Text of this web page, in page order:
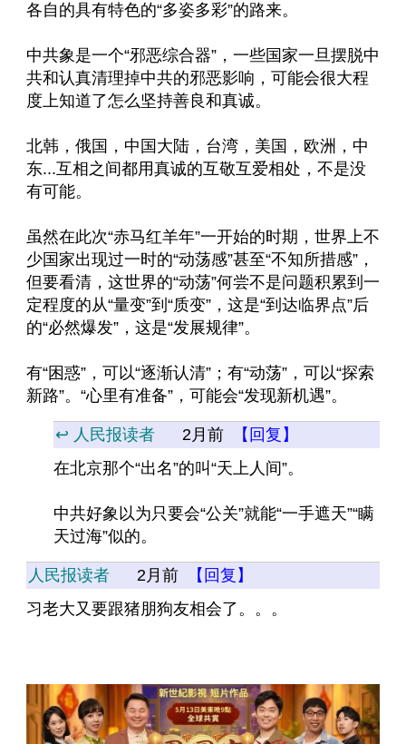
各自的具有特色的“多姿多彩”的路来。
中共象是一个“邪恶综合器”，一些国家一旦摆脱中
共和认真清理掉中共的邪恶影响，可能会很大程
度上知道了怎么坚持善良和真诚。
北韩，俄国，中国大陆，台湾，美国，欧洲，中
东...互相之间都用真诚的互敬互爱相处，不是没
有可能。
虽然在此次“赤马红羊年”一开始的时期，世界上不
少国家出现过一时的“动荡感”甚至“不知所措感”，
但要看清，这世界的“动荡”何尝不是问题积累到一
定程度的从“量变”到“质变”，这是“到达临界点”后
的“必然爆发”，这是“发展规律”。
有“困惑”，可以“逐渐认清”；有“动荡”，可以“探索
新路”。“心里有准备”，可能会“发现新机遇”。
↩️ 人民报读者 2月前
【回复】
在北京那个“出名”的叫“天上人间”。
中共好象以为只要会“公关”就能“一手遮天”“瞒
天过海”似的。
人民报读者 2月前
【回复】
习老大又要跟猪朋狗友相会了。。。